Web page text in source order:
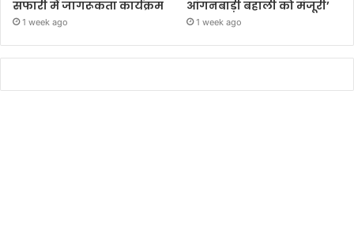
सफारी में जागरूकता कार्यक्रम
1 week ago
आंगनबाड़ी बहाली को मंजूरी’
1 week ago